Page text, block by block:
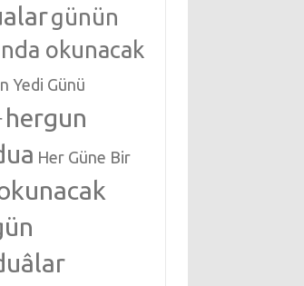
günün
okunacak
Yedi Günü
hergun
Her Güne Bir